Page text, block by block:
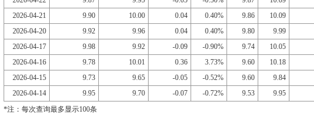
2026-04-21
9.90 10.00 0.04 0.40% 9.86 10.09
2026-04-20
9.92 9.96 0.04 0.40% 9.80 9.99
2026-04-17
9.98 9.92 -0.09 -0.90% 9.74 10.05
2026-04-16
9.78 10.01 0.36 3.73% 9.60 10.18
2026-04-15
9.73 9.65 -0.05 -0.52% 9.60 9.84
2026-04-14
9.95 9.70 -0.07 -0.72% 9.53 9.95
*注：每次查询最多显示100条